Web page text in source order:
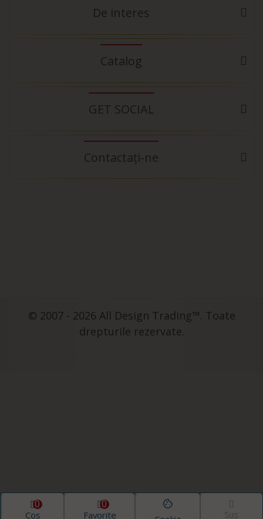
De interes
Catalog
GET SOCIAL
Contactați-ne
© 2007 - 2026 All Design Trading™. Toate
drepturile rezervate.
Coș
0
Favorite
0